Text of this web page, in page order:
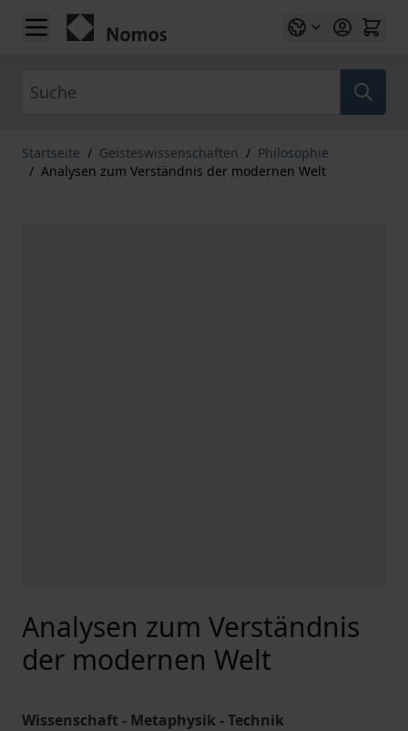
Zum Inhalt springen
Startseite / Geisteswissenschaften / Philosophie
/ Analysen zum Verständnis der modernen Welt
Analysen zum Verständnis
der modernen Welt
Wissenschaft - Metaphysik - Technik